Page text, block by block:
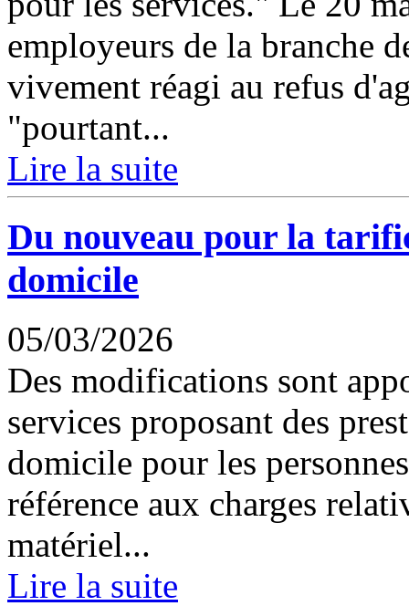
employeurs de la branche
vivement réagi au refus
"pourtant...
Lire la suite
Du nouveau pour la
domicile
05/03/2026
Des modifications sont
services proposant des
domicile pour les
référence aux charges
matériel...
Lire la suite